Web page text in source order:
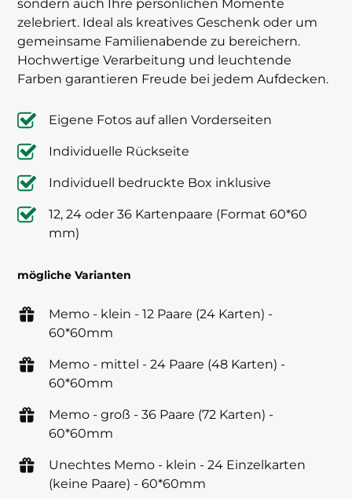
sondern auch Ihre persönlichen Momente
zelebriert. Ideal als kreatives Geschenk oder um
gemeinsame Familienabende zu bereichern.
Hochwertige Verarbeitung und leuchtende
Farben garantieren Freude bei jedem Aufdecken.
Eigene Fotos auf allen Vorderseiten
Individuelle Rückseite
Individuell bedruckte Box inklusive
12, 24 oder 36 Kartenpaare (Format 60*60
mm)
mögliche Varianten
Memo - klein - 12 Paare (24 Karten) -
60*60mm
Memo - mittel - 24 Paare (48 Karten) -
60*60mm
Memo - groß - 36 Paare (72 Karten) -
60*60mm
Unechtes Memo - klein - 24 Einzelkarten
(keine Paare) - 60*60mm